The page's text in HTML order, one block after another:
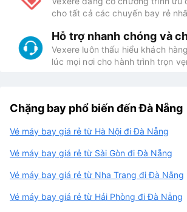
cho tất cả các chuyến bay rẻ
Hỗ trợ nhanh chóng và
Vexere luôn thấu hiểu khách
lúc mọi nơi cho hành trình trọn
Chặng bay phổ biến đến Đà Nẵng
Vé máy bay giá rẻ từ Hà Nội đi Đà Nẵng
Vé máy bay giá rẻ từ Sài Gòn đi Đà Nẵng
Vé máy bay giá rẻ từ Nha Trang đi Đà Nẵng
Vé máy bay giá rẻ từ Hải Phòng đi Đà Nẵng